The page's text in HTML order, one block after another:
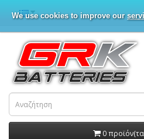
We use cookies to improve our
0